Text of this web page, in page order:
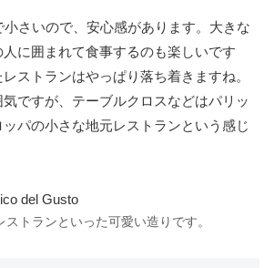
さいので、安心感があります。大きな
に囲まれて食事するのも楽しいです
ストランはやっぱり落ち着きますね。
ですが、テーブルクロスなどはパリッ
パの小さな地元レストランという感じ
ストランといった可愛い造りです。